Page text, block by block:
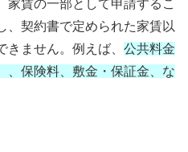
家賃の一部として申請するこ
、契約書で定められた家賃以
ません。例えば、 公共料金
、保険料、敷金・保証金、な